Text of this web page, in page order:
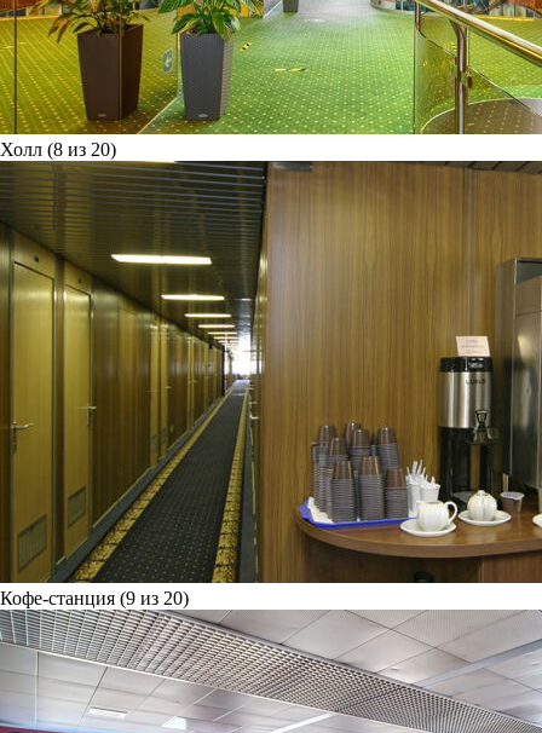
Холл (8 из 20)
Кофе-станция (9 из 20)